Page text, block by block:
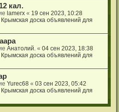
кал.
lamerx « 19 сен 2023, 10:28
Крымская доска объявлений для
Анатолий. «04 сен 2023, 18:38
Крымская доска объявлений для
Yurec68 «03 сен 2023, 05:42
Крымская доска объявлений для